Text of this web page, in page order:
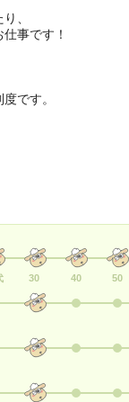
、
事です！
です。
30 40 50